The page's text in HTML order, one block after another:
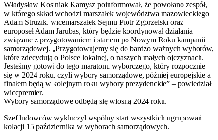
Władysław Kosiniak Kamysz poinformował, że powołano zespół,
w którego skład wchodzi marszałek województwa mazowieckiego
Adam Struzik. wicemarszałek Sejmu Piotr Zgorzelski oraz
europoseł Adam Jarubas, który będzie koordynował działania
związane z przygotowaniem i startem po Nowym Roku kampanii
samorządowej. „Przygotowujemy się do bardzo ważnych wyborów,
które zdecydują o Polsce lokalnej, o naszych małych ojczyznach.
Jesteśmy gotowi do tego maratonu wyborczego, który rozpocznie
się w 2024 roku, czyli wybory samorządowe, później europejskie a
finałem będą w kolejnym roku wybory prezydenckie” – powiedział
wicepremier.
Wybory samorządowe odbędą się wiosną 2024 roku.
Szef ludowców wykluczył wspólny start wszystkich ugrupowań
kolacji 15 października w wyborach samorządowych.